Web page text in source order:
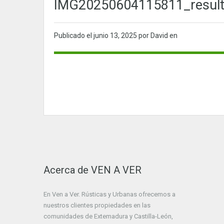
IMG20250604115811_result
Publicado el junio 13, 2025 por David en
Acerca de VEN A VER
En Ven a Ver. Rústicas y Urbanas ofrecemos a
nuestros clientes propiedades en las
comunidades de Extemadura y Castilla-León,